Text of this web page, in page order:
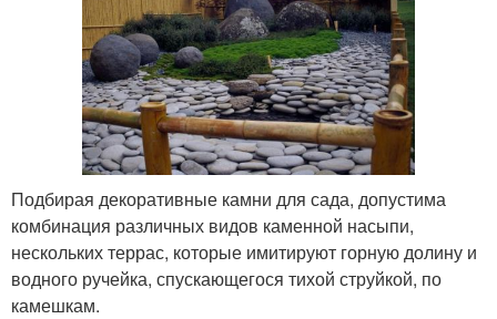
Подбирая декоративные камни для сада, допустима
комбинация различных видов каменной насыпи,
нескольких террас, которые имитируют горную долину и
водного ручейка, спускающегося тихой струйкой, по
камешкам.